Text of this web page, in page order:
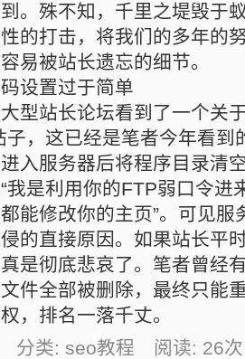
。殊不知，千里之堤毁于
的打击，将我们的多年的
易被站长遗忘的细节。
设置过于简单
型站长论坛看到了一个关
子，这已经是笔者今年看到
入服务器后将程序目录清
我是利用你的FTP弱口令进
能修改你的主页”。可见服
的直接原因。如果站长平
是彻底悲哀了。笔者曾经
件全部被删除，最终只能
，排名一落千丈。
分类: seo教程 阅读: 26